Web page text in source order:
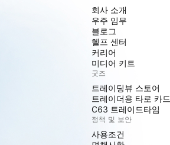
회사 소개
우주 임무
블로그
헬프 센터
커리어
미디어 키트
굿즈
트레이딩뷰 스토어
트레이더용 타로 카드
C63 트레이드타임
정책 및 보안
사용조건